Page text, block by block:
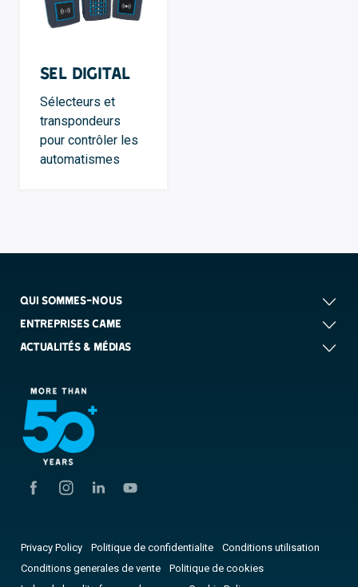
SEL Digital
Sélecteurs et
transpondeurs
pour contrôler les
automatismes
QUI SOMMES-NOUS
ENTREPRISES CAME
ACTUALITÉS & MÉDIAS
Privacy Policy Politique de confidentialite
Conditions utilisation
Conditions generales de vente
Politique de cookies